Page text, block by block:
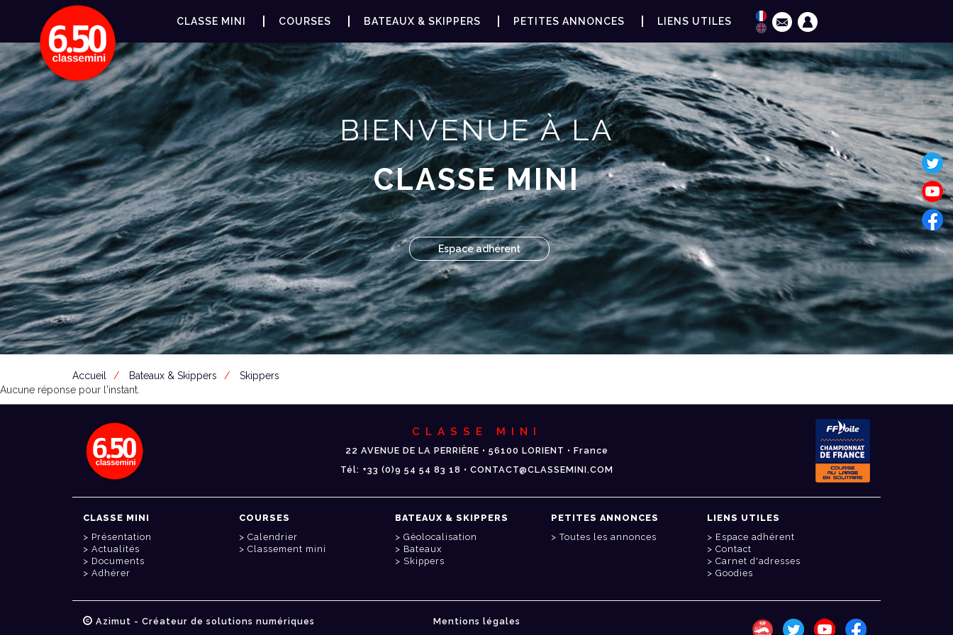
CLASSE MINI COURSES BATEAUX & SKIPPERS PETITES ANNONCES LIENS UTILES
BIENVENUE À LA
CLASSE MINI
Espace adhérent
Accueil Bateaux & Skippers
Skippers
Aucune réponse pour l'instant.
CLASSE MINI
22 AVENUE DE LA PERRIÈRE • 56100 LORIENT • France
Tél: +33 (0)9 54 54 83 18 • CONTACT@CLASSEMINI.COM
CLASSE MINI
Présentation
Actualités
Documents
Adhérer
COURSES
Calendrier
Classement mini
BATEAUX & SKIPPERS
Géolocalisation
Bateaux
Skippers
PETITES ANNONCES
Toutes les annonces
LIENS UTILES
Espace adhérent
Contact
Carnet d'adresses
Goodies
Azimut - Créateur de solutions numériques Mentions légales